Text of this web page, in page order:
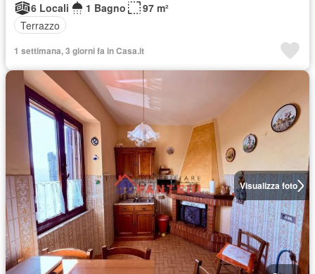
6 Locali
1 Bagno
97 m²
Terrazzo
1 settimana, 3 giorni fa in Casa.it
Visualizza foto